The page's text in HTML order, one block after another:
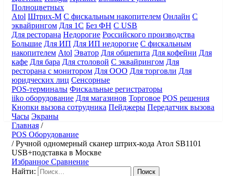
Полноцветных
Atol Штрих-М С фискальным накопителем Онлайн С
эквайрингом Для 1С Без ФН С USB
Для ресторана Недорогие Российского производства
Большие Для ИП Для ИП недорогие С фискальным
накопителем Atol Эватор Для общепита Для кофейни Для
кафе Для бара Для столовой С эквайрингом Для
ресторана с монитором Для ООО Для торговли Для
юридческих лиц Сенсорные
POS-терминалы Фискальные регистраторы
iiko оборудование Для магазинов Торговое POS решения
Кнопки вызова сотрудника Пейджеры Передатчик вызова
Часы Экраны
Главная /
POS Оборудование
/Ручной одномерный сканер штрих-кода Атол SB1101
USB+подставка в Москве
Избранное Сравнение
Найти: